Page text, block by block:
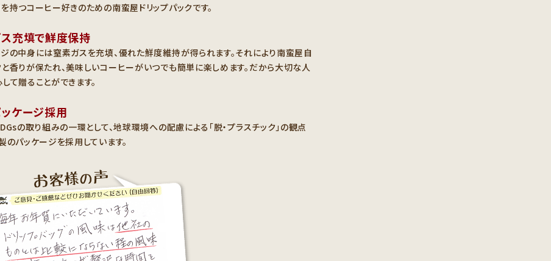
持つコーヒー好きのための南蛮屋ドリップパックです。
充填で鮮度保持
の中身には窒素ガスを充填、優れた鮮度維持が得られます。それにより南蛮屋自
香りが保たれ、美味しいコーヒーがいつでも簡単に楽しめます。だから大切な人
て贈ることができます。
ケージ採用
の取り組みの一環として、地球環境への配慮による「脱・プラスチック」の観点
のパッケージを採用しています。